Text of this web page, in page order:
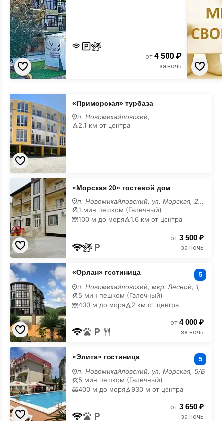
от 4 500 ₽
за ночь
«Приморская»
турбаза
«Приморская» турбаза
п. Новомихайловский,
2.1 км от центра
«Морская
20»
гостевой
дом
«Морская 20» гостевой дом
п. Новомихайловский, ул. Морская, 20/Б
1 мин пешком (Галечный)
100 м до моря
1.6 км от центра
от 3 500 ₽
за ночь
«Орлан»
гостиница
«Орлан» гостиница 5
п. Новомихайловский, мкр. Лесной, 1,
5 мин пешком (Галечный)
400 м до моря
2 км от центра
от 4 000 ₽
за ночь
«Элита»
гостиница
«Элита» гостиница 5
п. Новомихайловский, ул. Морская, 5/Б
5 мин пешком (Галечный)
400 м до моря
930 м от центра
от 3 650 ₽
за ночь